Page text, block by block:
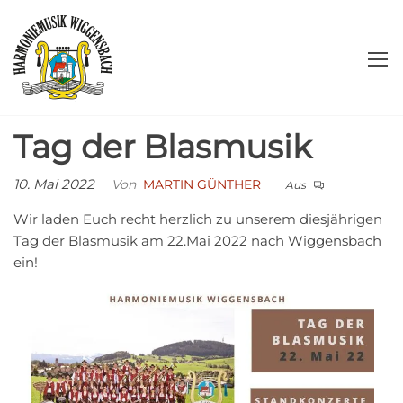
Inhalt
springen
Tag der Blasmusik
10. Mai 2022 Von MARTIN GÜNTHER Aus
Wir laden Euch recht herzlich zu unserem diesjährigen
Tag der Blasmusik am 22.Mai 2022 nach Wiggensbach
ein!